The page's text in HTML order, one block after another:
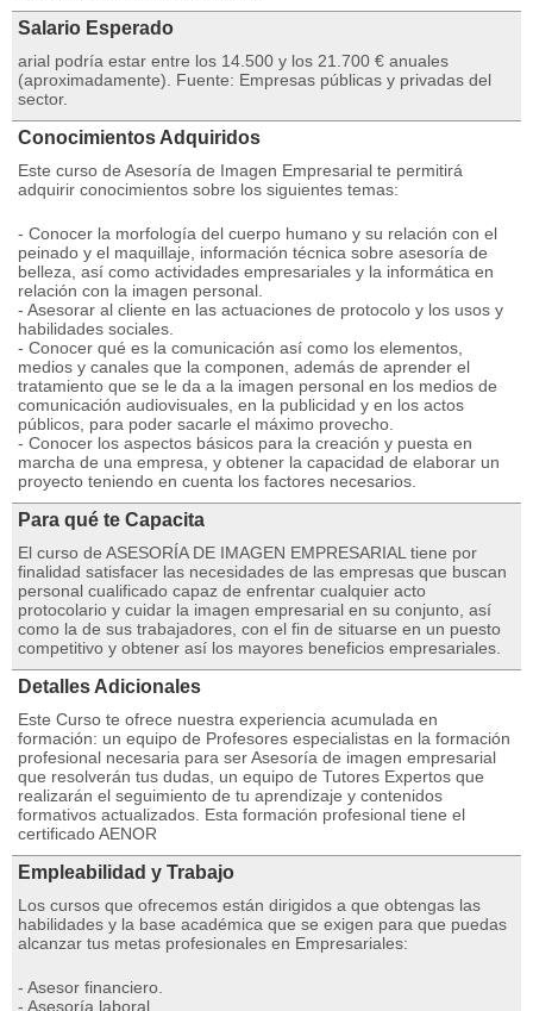
Salario Esperado
arial podría estar entre los 14.500 y los 21.700 € anuales
(aproximadamente). Fuente: Empresas públicas y privadas del
sector.
Conocimientos Adquiridos
Este curso de Asesoría de Imagen Empresarial te permitirá
adquirir conocimientos sobre los siguientes temas:
- Conocer la morfología del cuerpo humano y su relación con el
peinado y el maquillaje, información técnica sobre asesoría de
belleza, así como actividades empresariales y la informática en
relación con la imagen personal.
- Asesorar al cliente en las actuaciones de protocolo y los usos y
habilidades sociales.
- Conocer qué es la comunicación así como los elementos,
medios y canales que la componen, además de aprender el
tratamiento que se le da a la imagen personal en los medios de
comunicación audiovisuales, en la publicidad y en los actos
públicos, para poder sacarle el máximo provecho.
- Conocer los aspectos básicos para la creación y puesta en
marcha de una empresa, y obtener la capacidad de elaborar un
proyecto teniendo en cuenta los factores necesarios.
Para qué te Capacita
El curso de ASESORÍA DE IMAGEN EMPRESARIAL tiene por
finalidad satisfacer las necesidades de las empresas que buscan
personal cualificado capaz de enfrentar cualquier acto
protocolario y cuidar la imagen empresarial en su conjunto, así
como la de sus trabajadores, con el fin de situarse en un puesto
competitivo y obtener así los mayores beneficios empresariales.
Detalles Adicionales
Este Curso te ofrece nuestra experiencia acumulada en
formación: un equipo de Profesores especialistas en la formación
profesional necesaria para ser Asesoría de imagen empresarial
que resolverán tus dudas, un equipo de Tutores Expertos que
realizarán el seguimiento de tu aprendizaje y contenidos
formativos actualizados. Esta formación profesional tiene el
certificado AENOR
Empleabilidad y Trabajo
Los cursos que ofrecemos están dirigidos a que obtengas las
habilidades y la base académica que se exigen para que puedas
alcanzar tus metas profesionales en Empresariales:
- Asesor financiero.
- Asesoría laboral.